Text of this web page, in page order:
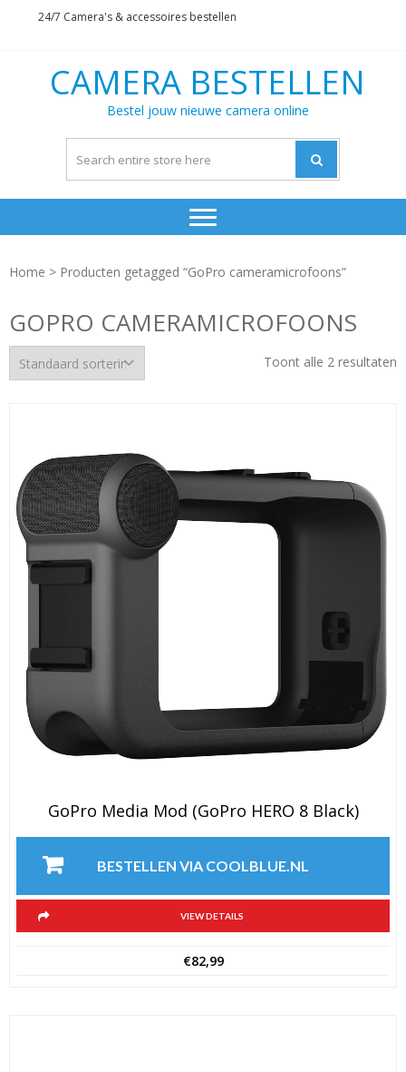
24/7 Camera's & accessoires bestellen
CAMERA BESTELLEN
Bestel jouw nieuwe camera online
Home > Producten getagged “GoPro cameramicrofoons”
GOPRO CAMERAMICROFOONS
Toont alle 2 resultaten
GoPro Media Mod (GoPro HERO 8 Black)
BESTELLEN VIA COOLBLUE.NL
VIEW DETAILS
€82,99